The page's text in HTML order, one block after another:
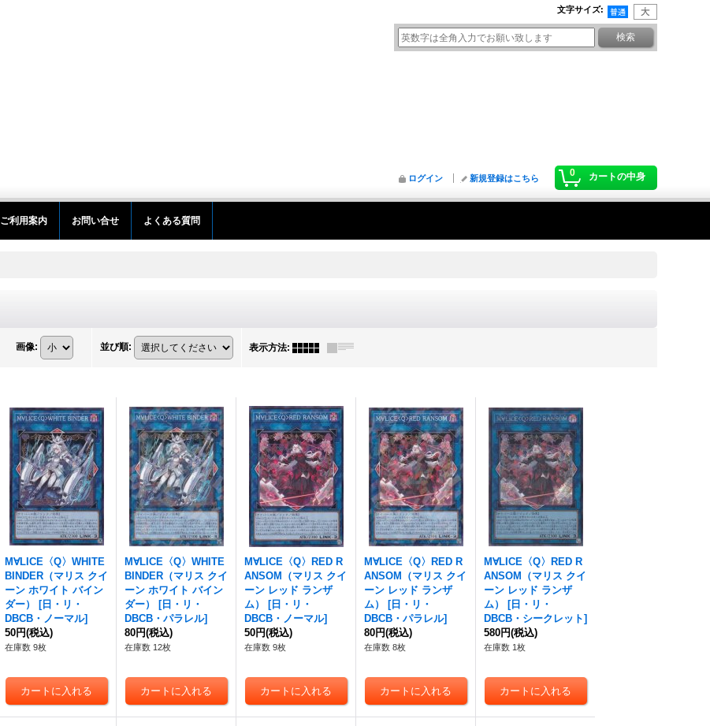
文字サイズ:
0 カートの中身
ログイン 新規登録はこちら
ご利用案内 お問い合せ よくある質問
画像: 並び順: 表示方法:
M∀LICE〈Q〉WHITE
BINDER（マリス クイ
ーン ホワイト バイン
ダー）
[日・リ・
DBCB・ノーマル]
50円(税込)
在庫数 9枚
M∀LICE〈Q〉WHITE
BINDER（マリス クイ
ーン ホワイト バイン
ダー）
[日・リ・
DBCB・パラレル]
80円(税込)
在庫数 12枚
M∀LICE〈Q〉RED R
ANSOM（マリス クイ
ーン レッド ランザ
ム）
[日・リ・
DBCB・ノーマル]
50円(税込)
在庫数 9枚
M∀LICE〈Q〉RED R
ANSOM（マリス クイ
ーン レッド ランザ
ム）
[日・リ・
DBCB・パラレル]
80円(税込)
在庫数 8枚
M∀LICE〈Q〉RED R
ANSOM（マリス クイ
ーン レッド ランザ
ム）
[日・リ・
DBCB・シークレット]
580円(税込)
在庫数 1枚